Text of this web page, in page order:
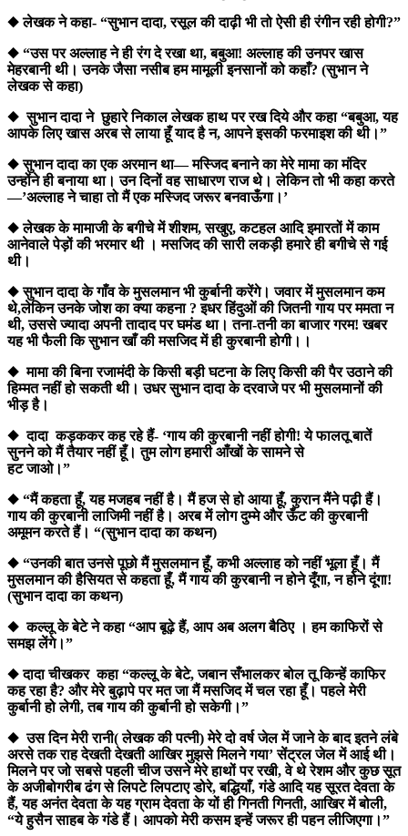
◆ लेखक ने कहा- “सुभान दादा, रसूल की दाढ़ी भी तो ऐसी ही रंगीन रही होगी?”
◆ “उस पर अल्लाह ने ही रंग दे रखा था, बबुआ! अल्लाह की उनपर खास
मेहरबानी थी। उनके जैसा नसीब हम मामूली इनसानों को कहाँ? (सुभान ने
लेखक से कहा)
◆ सुभान दादा ने छुहारे निकाल लेखक हाथ पर रख दिये और कहा “बबुआ, यह
आपके लिए खास अरब से लाया हूँ याद है न, आपने इसकी फरमाइश की थी।”
◆ सुभान दादा का एक अरमान था— मस्जिद बनाने का मेरे मामा का मंदिर
उन्होंने ही बनाया था। उन दिनों वह साधारण राज थे। लेकिन तो भी कहा करते
—’अल्लाह ने चाहा तो मैं एक मस्जिद जरूर बनवाऊँगा।’
◆ लेखक के मामाजी के बगीचे में शीशम, सखुए, कटहल आदि इमारतों में काम
आनेवाले पेड़ों की भरमार थी । मसजिद की सारी लकड़ी हमारे ही बगीचे से गई
थी।
◆ सुभान दादा के गाँव के मुसलमान भी कुर्बानी करेंगे। जवार में मुसलमान कम
थे,लेकिन उनके जोश का क्या कहना ? इधर हिंदुओं की जितनी गाय पर ममता न
थी, उससे ज्यादा अपनी तादाद पर घमंड था। तना-तनी का बाजार गरम! खबर
यह भी फैली कि सुभान खाँ की मसजिद में ही कुरबानी होगी।।
◆ मामा की बिना रजामंदी के किसी बड़ी घटना के लिए किसी की पैर उठाने की
हिम्मत नहीं हो सकती थी। उधर सुभान दादा के दरवाजे पर भी मुसलमानों की
भीड़ है।
◆ दादा कड़ककर कह रहे हैं- ‘गाय की कुरबानी नहीं होगी! ये फालतू बातें
सुनने को मैं तैयार नहीं हूँ। तुम लोग हमारी आँखों के सामने से
हट जाओ।”
◆ “मैं कहता हूँ, यह मजहब नहीं है। मैं हज से हो आया हूँ, कुरान मैंने पढ़ी हैं।
गाय की कुरबानी लाजिमी नहीं है। अरब में लोग दुम्मे और ऊँट की कुरबानी
अमूमन करते हैं। “(सुभान दादा का कथन)
◆ “उनकी बात उनसे पूछो मैं मुसलमान हूँ, कभी अल्लाह को नहीं भूला हूँ। मैं
मुसलमान की हैसियत से कहता हूँ, मैं गाय की कुरबानी न होने दूँगा, न होने दूंगा!
(सुभान दादा का कथन)
◆ कल्लू के बेटे ने कहा “आप बूढ़े हैं, आप अब अलग बैठिए । हम काफिरों से
समझ लेंगे।”
◆ दादा चीखकर कहा “कल्लू के बेटे, जबान सँभालकर बोल तू किन्हें काफिर
कह रहा है? और मेरे बुढ़ापे पर मत जा मैं मसजिद में चल रहा हूँ। पहले मेरी
कुर्बानी हो लेगी, तब गाय की कुर्बानी हो सकेगी।”
◆ उस दिन मेरी रानी( लेखक की पत्नी) मेरे दो वर्ष जेल में जाने के बाद इतने लंबे
अरसे तक राह देखती देखती आखिर मुझसे मिलने गया’ सेंट्रल जेल में आई थी।
मिलने पर जो सबसे पहली चीज उसने मेरे हाथों पर रखी, वे थे रेशम और कुछ सूत
के अजीबोगरीब ढंग से लिपटे लिपटाए डोरे, बद्धियाँ, गंडे आदि यह सूरत देवता के
हैं, यह अनंत देवता के यह ग्राम देवता के यों ही गिनती गिनती, आखिर में बोली,
“ये हुसैन साहब के गंडे हैं। आपको मेरी कसम इन्हें जरूर ही पहन लीजिएगा।”